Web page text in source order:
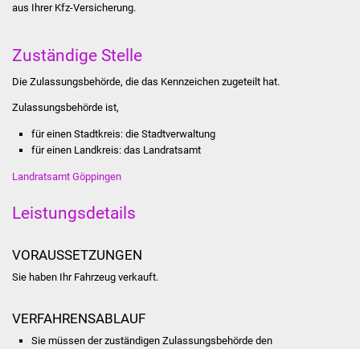
Stadtinfo
aus Ihrer Kfz-Versicherung.
Zuständige Stelle
Die Zulassungsbehörde, die das Kennzeichen zugeteilt hat.
Zulassungsbehörde ist,
für einen Stadtkreis: die Stadtverwaltung
für einen Landkreis: das Landratsamt
Landratsamt Göppingen
Leistungsdetails
VORAUSSETZUNGEN
Sie haben Ihr Fahrzeug verkauft.
VERFAHRENSABLAUF
Sie müssen der zuständigen Zulassungsbehörde den